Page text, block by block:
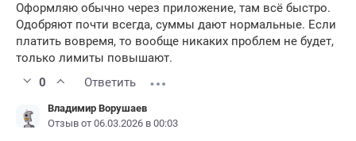
Оформляю обычно через приложение, там всё быстро.
Одобряют почти всегда, суммы дают нормальные. Если
платить вовремя, то вообще никаких проблем не будет,
только лимиты повышают.
0
Ответить
Владимир Ворушаев
Отзыв от 06.03.2026 в 00:03